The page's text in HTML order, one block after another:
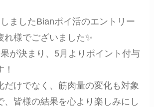
ましたBianポイ活のエントリー
れ様でございました✨
が決まり、5月よりポイント付与
だけでなく、筋肉量の変化も対象
、皆様の結果を心より楽しみにし